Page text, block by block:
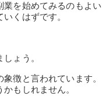
を始めてみるのもよい
くはずです。
ょう。
徴と言われています。
もしれません。